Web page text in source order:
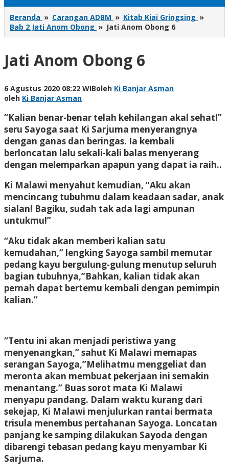
Beranda » Carangan ADBM » Kitab Kiai Gringsing »
Bab 2 Jati Anom Obong » Jati Anom Obong 6
Jati Anom Obong 6
6 Agustus 2020 08:22 WIBoleh Ki Banjar Asman
oleh Ki Banjar Asman
“Kalian benar-benar telah kehilangan akal sehat!”
seru Sayoga saat Ki Sarjuma menyerangnya
dengan ganas dan beringas. Ia kembali
berloncatan lalu sekali-kali balas menyerang
dengan melemparkan apapun yang dapat ia raih..
Ki Malawi menyahut kemudian, ”Aku akan
mencincang tubuhmu dalam keadaan sadar, anak
sialan! Bagiku, sudah tak ada lagi ampunan
untukmu!”
“Aku tidak akan memberi kalian satu
kemudahan,” lengking Sayoga sambil memutar
pedang kayu bergulung-gulung menutup seluruh
bagian tubuhnya,”Bahkan, kalian tidak akan
pernah dapat bertemu kembali dengan pemimpin
kalian.”
“Tentu ini akan menjadi peristiwa yang
menyenangkan,” sahut Ki Malawi memapas
serangan Sayoga,”Melihatmu menggeliat dan
meronta akan membuat pekerjaan ini semakin
menantang.” Buas sorot mata Ki Malawi
menyapu pandang. Dalam waktu kurang dari
sekejap, Ki Malawi menjulurkan rantai bermata
trisula menembus pertahanan Sayoga. Loncatan
panjang ke samping dilakukan Sayoda dengan
dibarengi tebasan pedang kayu menyambar Ki
Sarjuma.